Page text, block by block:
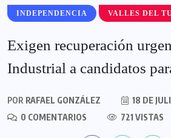
INDEPENDENCIA VALLES DEL
Exigen recuperación
Industrial a candidatos
POR RAFAEL GONZÁLEZ
18 DE
0 COMENTARIOS
721 VISTAS